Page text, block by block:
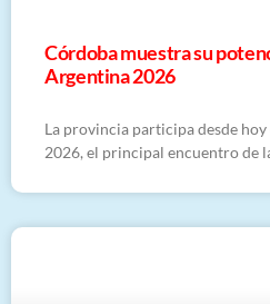
Córdoba muestra su
Argentina 2026
La provincia participa desde
2026, el principal encuentro de